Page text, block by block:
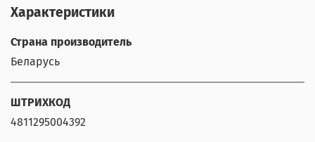
Характеристики
Страна производитель
Беларусь
ШТРИХКОД
4811295004392